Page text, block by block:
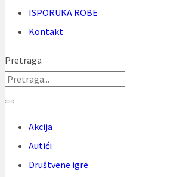
ISPORUKA ROBE
Kontakt
Pretraga
Akcija
Autići
Društvene igre